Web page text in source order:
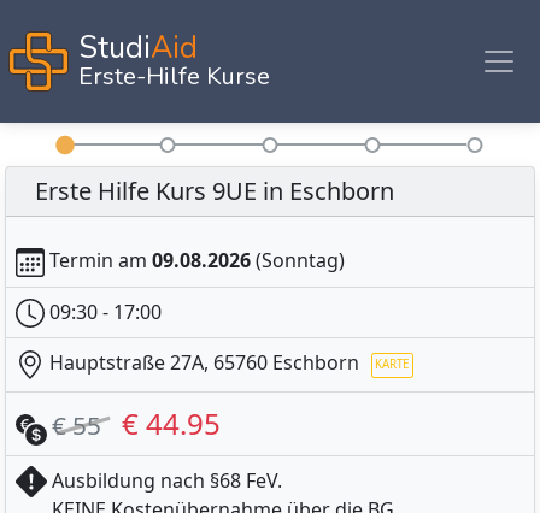
StudiAid
Erste-Hilfe Kurse
Erste Hilfe Kurs 9UE in Eschborn
Termin am 09.08.2026(Sonntag)
09:30 - 17:00
Hauptstraße 27A, 65760 Eschborn
€ 55 € 44.95
Ausbildung nach §68 FeV.